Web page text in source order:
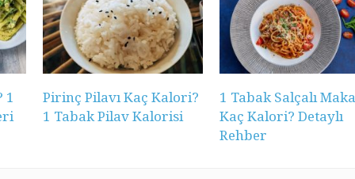
1
Pirinç Pilavı Kaç Kalori?
1 Tabak Pilav Kalorisi
1 Tabak Salçalı
Kaç Kalori? Detaylı
Rehber